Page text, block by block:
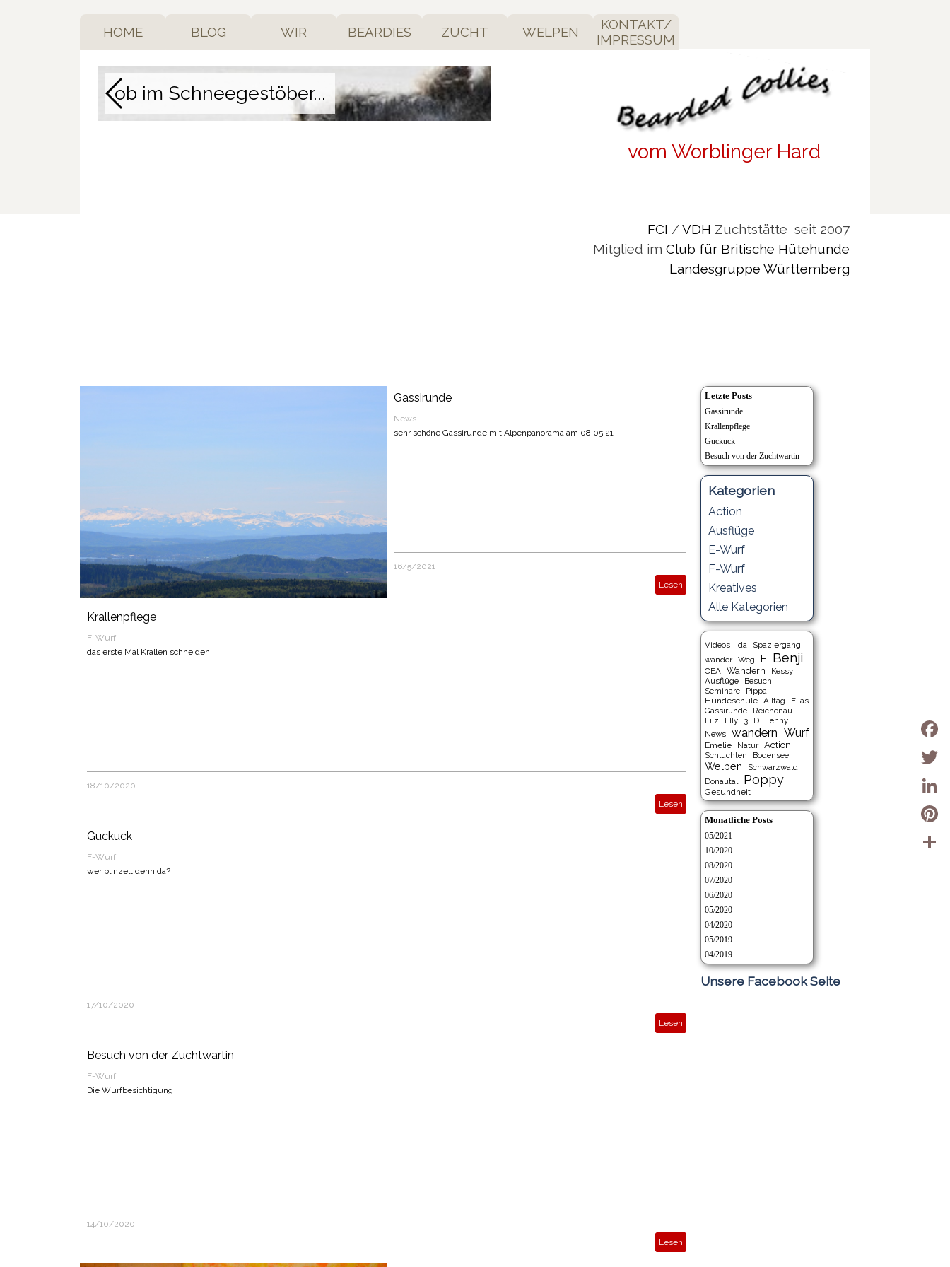
ob im Schneegestöber...
FCI /VDH Zuchtstätte seit 2007
Mitglied im Club für Britische Hütehunde
Landesgruppe Württemberg
vom Worblinger Hard
HOME BLOG WIR BEARDIES ZUCHT WELPEN
KONTAKT/
IMPRESSUM
Gassirunde
News
sehr schöne Gassirunde mit Alpenpanorama am 08.05.21
16/5/2021
Lesen
Krallenpflege
F-Wurf
das erste Mal Krallen schneiden
18/10/2020
Lesen
Guckuck
F-Wurf
wer blinzelt denn da?
17/10/2020
Lesen
Besuch von der Zuchtwartin
F-Wurf
Die Wurfbesichtigung
14/10/2020
Lesen
Letzte Posts
Gassirunde
Krallenpflege
Guckuck
Besuch von der Zuchtwartin
Kategorien
Action
Ausflüge
E-Wurf
F-Wurf
Kreatives
Alle Kategorien
Videos Ida
Spaziergang
wander Weg F Benji
CEA Wandern
Kessy
Ausflüge
Besuch
Seminare
Pippa
Hundeschule Alltag
Elias
Gassirunde
Reichenau
Filz
Elly 3 D
Lenny
News wandern Wurf
Emelie Natur Action
Schluchten Bodensee
Welpen
Schwarzwald
Donautal
Poppy
Gesundheit
Monatliche Posts
05/2021
10/2020
08/2020
07/2020
06/2020
05/2020
04/2020
05/2019
04/2019
Unsere Facebook Seite
Twitter